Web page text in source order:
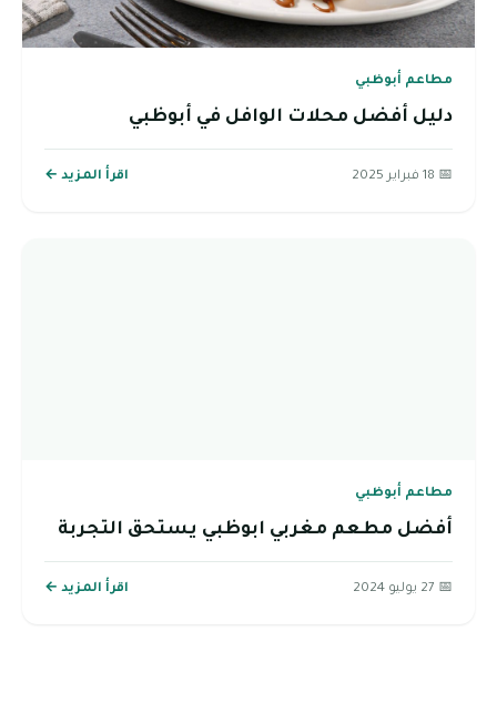
مطاعم أبوظبي
دليل أفضل محلات الوافل في أبوظبي
📅 18 فبراير 2025 اقرأ المزيد ←
مطاعم أبوظبي
أفضل مطعم مغربي ابوظبي يستحق التجربة
📅 27 يوليو 2024 اقرأ المزيد ←